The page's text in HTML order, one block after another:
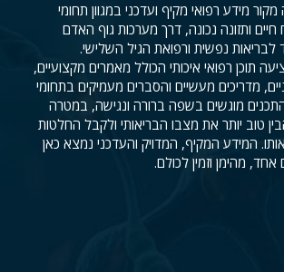
מידע רפואי מקיף ועדכני במגוון תחומי
ותזונה נכונה, דרך מערכות גוף האדם
לבריאות נפשית ורפואת הגיל השלישי.
תוכן רפואי איכותי הכולל מאמרים מקצועיים,
מדריכים מעשיים והסברים מעמיקים בתחומי
מוגשים בשפה ברורה ונגישה, במטרה
טוב יותר את מצבו הבריאותי ולקבל החלטות
המידע המקיף, המדויק והעדכני נמצא כאן
מהימן וזמין לכולם.